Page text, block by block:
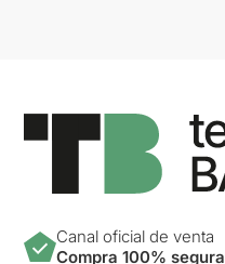
Canal oficial de venta
Compra 100% segura